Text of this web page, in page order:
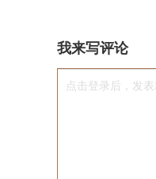
我来写评论
点击登录后，发